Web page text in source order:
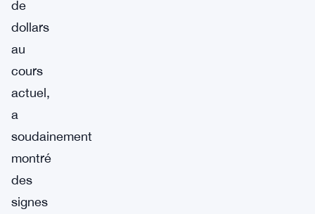
de
dollars
au
cours
actuel,
a
soudainement
montré
des
signes